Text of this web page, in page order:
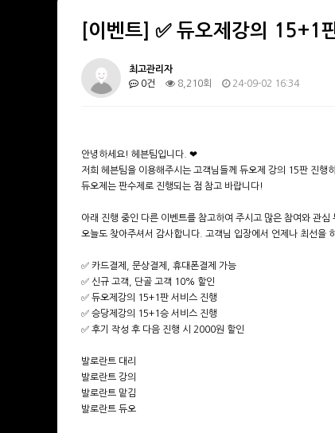
[이벤트] ✅ 듀오제강의 15+1
최고관리자
0건
8,210회 24-09-02 16:34
안녕하세요! 헤븐팀입니다. ❤
저희 헤븐팀을 이용해주시는 고객님들께 듀오제 강의 15판 진행
듀오제는 판수제로 진행되는 점 참고 바랍니다!
아래 진행 중인 다른 이벤트를 참고하여 주시고 많은 참여와 관심
오늘도 찾아주셔서 감사합니다. 고객님 입장에서 언제나 최선을
✅ 카드결제, 문상결제, 휴대폰결제 가능
✅ 신규 고객, 단골 고객 10% 할인
✅ 듀오제강의 15+1판 서비스 진행
✅ 승당제강의 15+1승 서비스 진행
✅ 후기 작성 후 다음 진행 시 2000원 할인
발로란트 대리
발로란트 강의
발로란트 맡김
발로란트 듀오